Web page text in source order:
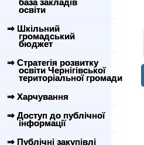
база закладів
освіти
⇒ Шкільний
громадський
бюджет
⇒ Стратегія розвитку
освіти Чернігівської
територіальної громади
⇒ Харчування
⇒ Доступ до публічної
інформації
⇒ Публічні закупівлі